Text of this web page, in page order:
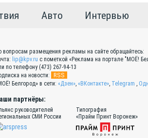
Авто Интервью
вопросам размещения рекламы на сайте обращайтесь:
lip@kpv.ru с пометкой «Реклама на портале "МОЁ!
по телефону (473) 267-94-13
на новости:
RSS
Белгород» в сети: «Дзен», «ВКонтакте», Telegram ,
партнёры:
руководителей
СМИ России
Типография
«Прайм Принт Воронеж»